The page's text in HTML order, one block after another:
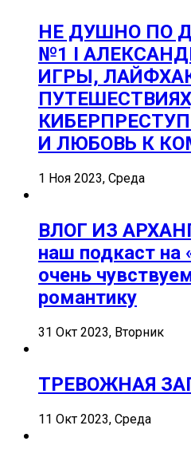
НЕ ДУШНО ПО
№1 I
ИГРЫ,
И ЛЮБОВЬ К
1 Ноя 2023, Среда
ВЛОГ ИЗ
наш подкаст на
очень
романтику
31 Окт 2023, Вторник
ТРЕВОЖНАЯ
11 Окт 2023, Среда